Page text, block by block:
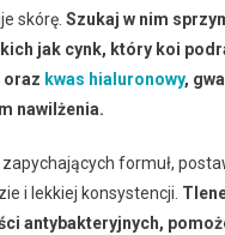
skórę. Szukaj w nim
jak cynk, który koi
oraz kwas hialuronowy,
nawilżenia.
formuł,
i lekkiej konsystencji.
antybakteryjnych,